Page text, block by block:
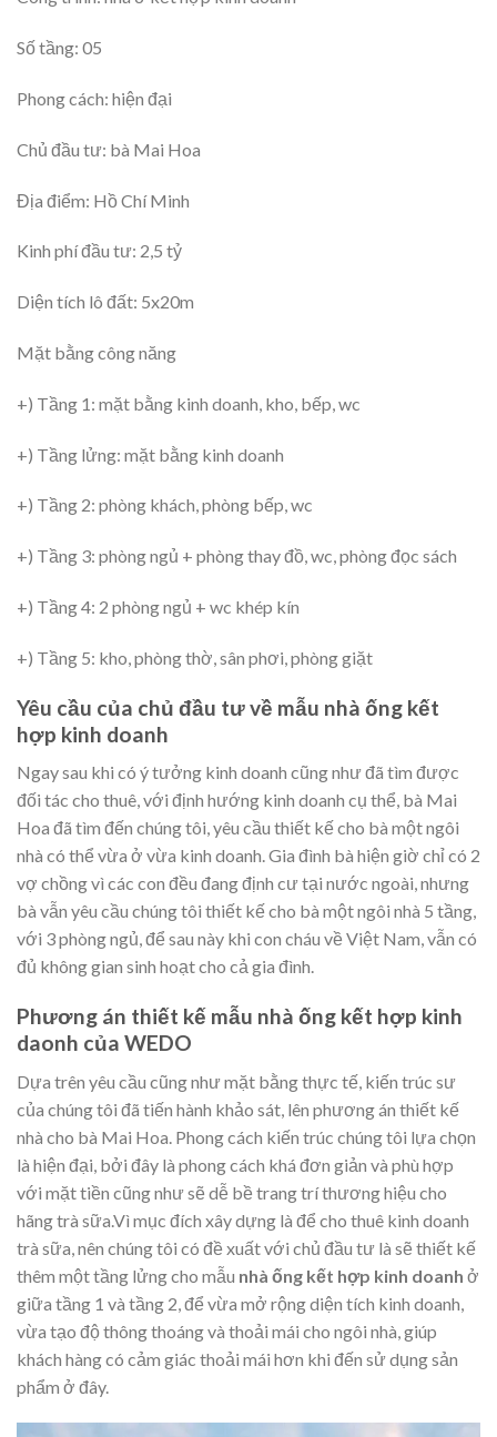
Số tầng: 05
Phong cách: hiện đại
Chủ đầu tư: bà Mai Hoa
Địa điểm: Hồ Chí Minh
Kinh phí đầu tư: 2,5 tỷ
Diện tích lô đất: 5x20m
Mặt bằng công năng
+) Tầng 1: mặt bằng kinh doanh, kho, bếp, wc
+) Tầng lửng: mặt bằng kinh doanh
+) Tầng 2: phòng khách, phòng bếp, wc
+) Tầng 3: phòng ngủ + phòng thay đồ, wc, phòng đọc sách
+) Tầng 4: 2 phòng ngủ + wc khép kín
+) Tầng 5: kho, phòng thờ, sân phơi, phòng giặt
Yêu cầu của chủ đầu tư về mẫu nhà ống kết
hợp kinh doanh
Ngay sau khi có ý tưởng kinh doanh cũng như đã tìm được
đối tác cho thuê, với định hướng kinh doanh cụ thể, bà Mai
Hoa đã tìm đến chúng tôi, yêu cầu thiết kế cho bà một ngôi
nhà có thể vừa ở vừa kinh doanh. Gia đình bà hiện giờ chỉ có 2
vợ chồng vì các con đều đang định cư tại nước ngoài, nhưng
bà vẫn yêu cầu chúng tôi thiết kế cho bà một ngôi nhà 5 tầng,
với 3 phòng ngủ, để sau này khi con cháu về Việt Nam, vẫn có
đủ không gian sinh hoạt cho cả gia đình.
Phương án thiết kế mẫu nhà ống kết hợp kinh
daonh của WEDO
Dựa trên yêu cầu cũng như mặt bằng thực tế, kiến trúc sư
của chúng tôi đã tiến hành khảo sát, lên phương án thiết kế
nhà cho bà Mai Hoa. Phong cách kiến trúc chúng tôi lựa chọn
là hiện đại, bởi đây là phong cách khá đơn giản và phù hợp
với mặt tiền cũng như sẽ dễ bề trang trí thương hiệu cho
hãng trà sữa.Vì mục đích xây dựng là để cho thuê kinh doanh
trà sữa, nên chúng tôi có đề xuất với chủ đầu tư là sẽ thiết kế
thêm một tầng lửng cho mẫu nhà ống kết hợp kinh doanh ở
giữa tầng 1 và tầng 2, để vừa mở rộng diện tích kinh doanh,
vừa tạo độ thông thoáng và thoải mái cho ngôi nhà, giúp
khách hàng có cảm giác thoải mái hơn khi đến sử dụng sản
phẩm ở đây.